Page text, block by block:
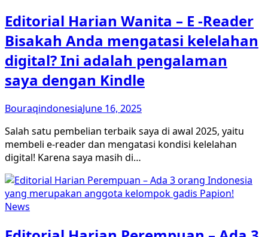
Editorial Harian Wanita – E -Reader
Bisakah Anda mengatasi kelelahan
digital? Ini adalah pengalaman
saya dengan Kindle
BouraqindonesiaJune 16, 2025
Salah satu pembelian terbaik saya di awal 2025, yaitu
membeli e-reader dan mengatasi kondisi kelelahan
digital! Karena saya masih di…
News